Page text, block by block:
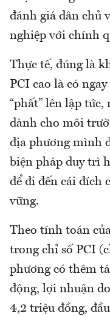
đánh giá dân chủ
nghiệp với chính
Thực tế, đúng là
PCI cao là có
“phất” lên lập
dành cho môi
địa phương mình
biện pháp duy trì
để đi đến cái đích
vững.
Theo tính toán
trong chỉ số PCI
phương có thêm
động, lợi nhuận
4,2 triệu đồng,